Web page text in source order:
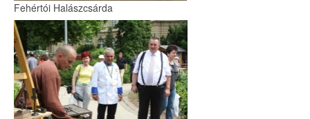
Fehértói Halászcsárda